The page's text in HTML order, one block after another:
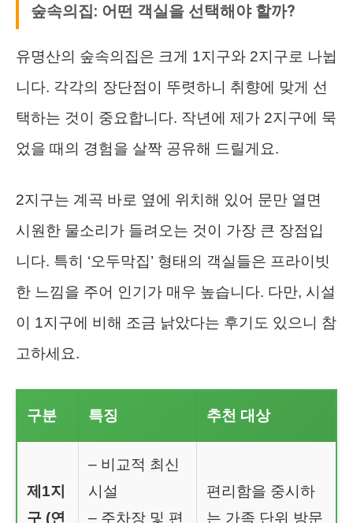
숲속의집: 어떤 객실을 선택해야 할까?
유명산의 숲속의집은 크게 1지구와 2지구로 나뉩
니다. 각각의 장단점이 뚜렷하니 취향에 맞게 선
택하는 것이 중요합니다. 작년에 제가 2지구에 묵
었을 때의 경험을 살짝 공유해 드릴게요.
2지구는 계곡 바로 옆에 위치해 있어 문만 열면
시원한 물소리가 들려오는 것이 가장 큰 장점입
니다. 특히 ‘오두막집’ 형태의 객실들은 프라이빗
한 느낌을 주어 인기가 매우 높습니다. 다만, 시설
이 1지구에 비해 조금 낡았다는 후기도 있으니 참
고하세요.
구분 특징 추천 대상
제1지
구 (연
– 비교적 최신
시설
– 주차장 및 편
편리함을 중시하
는 가족 단위 방문